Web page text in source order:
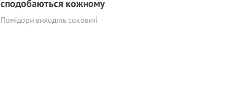
сподобаються кожному
Помідори виходять соковиті